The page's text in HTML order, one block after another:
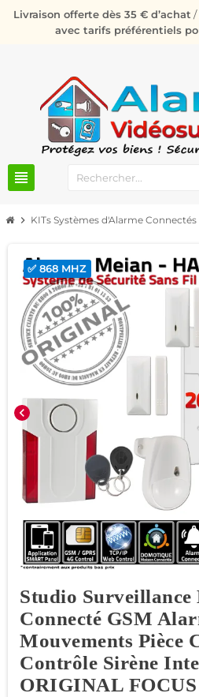
Livraison offerte dès 35 € d’achat /
avec tarifs préférentiels
view_headline
chevron_right KITs Systèmes d'Alarme Connectés
chevron_left
✅ 868 MHZ
Studio Surveillance
Connecté GSM
Mouvements Pièce
Contrôle Sirène
ORIGINAL FOCUS